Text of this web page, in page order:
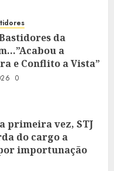
da
a
e Conflito a Vista”
0
primeira vez, STJ
do cargo a
importunação